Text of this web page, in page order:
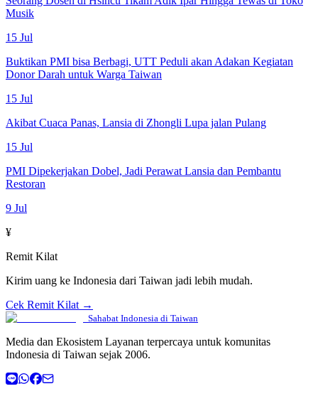
Musik
15 Jul
Buktikan PMI bisa Berbagi, UTT Peduli akan Adakan Kegiatan
Donor Darah untuk Warga Taiwan
15 Jul
Akibat Cuaca Panas, Lansia di Zhongli Lupa jalan Pulang
15 Jul
PMI Dipekerjakan Dobel, Jadi Perawat Lansia dan Pembantu
Restoran
9 Jul
¥
Remit Kilat
Kirim uang ke Indonesia dari Taiwan jadi lebih mudah.
Cek Remit Kilat →
Sahabat Indonesia di Taiwan
Media dan Ekosistem Layanan terpercaya untuk komunitas
Indonesia di Taiwan sejak 2006.